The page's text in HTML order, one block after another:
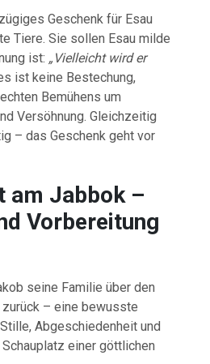
Geschenkfür Esau
Tiere.Sie sollen Esaumilde
ist: „Vielleicht wirder
istkeine Bestechung,
echten Bemühensum
Versöhnung.Gleichzeitig
–dasGeschenkgehtvor
am Jabbok –
Vorbereitung
seine Familieüberden
zurück –einebewusste
Stille,Abgeschiedenheitund
Schauplatzeinergöttlichen